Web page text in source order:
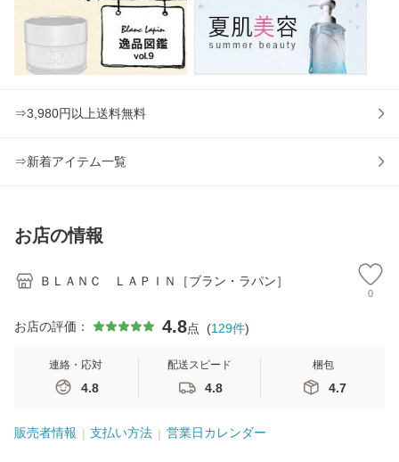
⇒3,980円以上送料無料
⇒新着アイテム一覧
お店の情報
ＢＬＡＮＣ ＬＡＰＩＮ［ブラン・ラパン］
0
お店の評価： 4.8点 (129件)
連絡・応対
4.8
配送スピード
4.8
梱包
4.7
販売者情報 支払い方法 営業日カレンダー